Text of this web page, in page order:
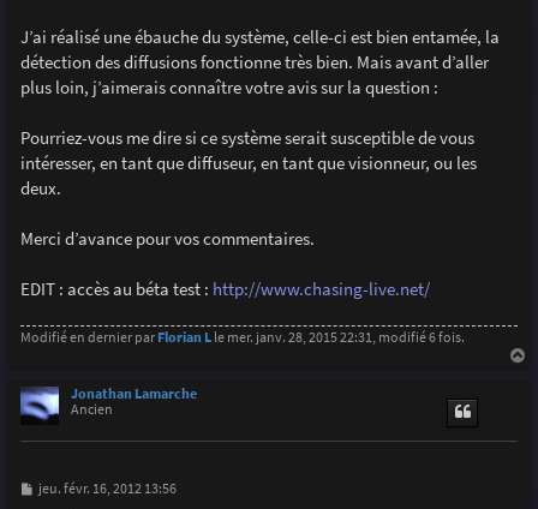
J’ai réalisé une ébauche du système, celle-ci est bien entamée, la
détection des diffusions fonctionne très bien. Mais avant d’aller
plus loin, j’aimerais connaître votre avis sur la question :
Pourriez-vous me dire si ce système serait susceptible de vous
intéresser, en tant que diffuseur, en tant que visionneur, ou les
deux.
Merci d’avance pour vos commentaires.
EDIT : accès au béta test : http://www.chasing-live.net/
Modifié en dernier par Florian Lle mer. janv. 28, 2015 22:31, modifié 6 fois.
Jonathan Lamarche
Ancien
M
jeu. févr. 16, 2012 13:56